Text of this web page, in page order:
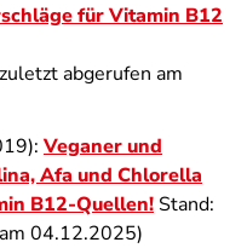
für Vitamin B12
abgerufen am
Veganer und
Afa und Chlorella
B12-Quellen! Stand:
04.12.2025)